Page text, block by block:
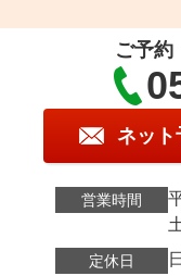
ご予約
ネット
営業時間
定休日